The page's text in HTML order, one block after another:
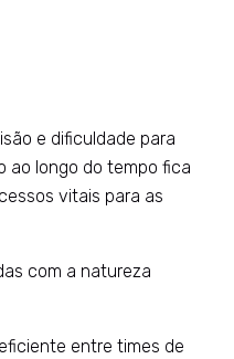
e dificuldade para
ao longo do tempo fica
vitais para as
com a natureza
entre times de